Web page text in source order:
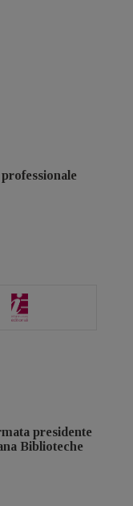
presidente
Biblioteche